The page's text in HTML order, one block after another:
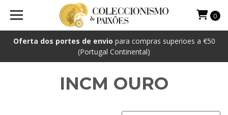
Oferta dos portes de envio para compras superioes a €50
(Portugal Continental)
0
INCM OURO